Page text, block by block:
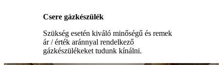
Csere gázkészülék
Szükség esetén kiváló minőségű és remek
ár / érték aránnyal rendelkező
gázkészülékeket tudunk kínálni.